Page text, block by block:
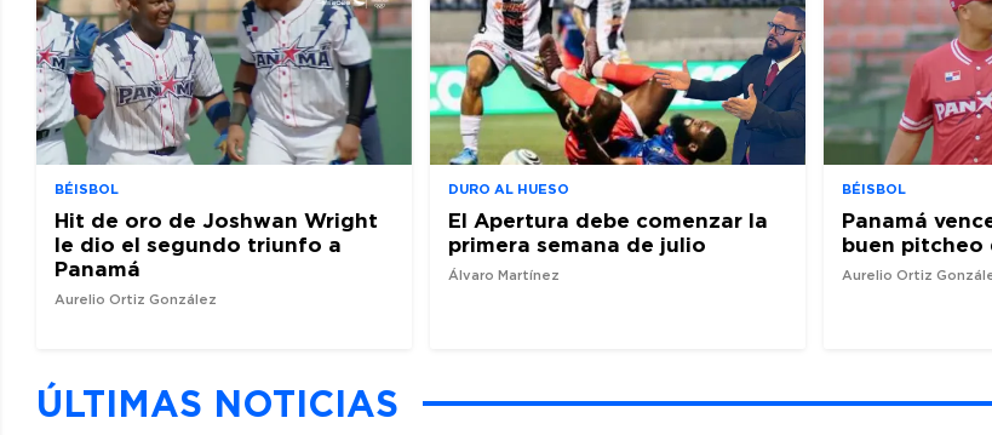
BÉISBOL
Hit de oro de Joshwan Wright
le dio el segundo triunfo a
Panamá
Aurelio Ortiz González
DURO AL HUESO
El Apertura debe comenzar la
primera semana de julio
Álvaro Martínez
BÉISBOL
Panamá
buen pitcheo
Aurelio Ortiz
ÚLTIMAS NOTICIAS